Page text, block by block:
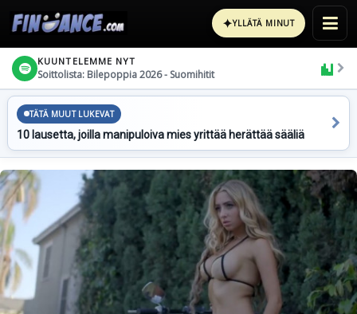
✦YLLÄTÄ MINUT
KUUNTELEMME NYT
Soittolista: Bilepoppia 2026 - Suomihitit
TÄTÄ MUUT LUKEVAT
10 lausetta, joilla manipuloiva mies yrittää herättää sääliä